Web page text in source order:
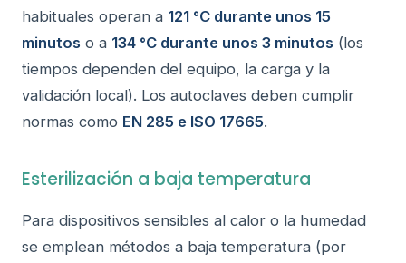
habituales operan a 121 °C durante unos 15
minutos o a 134 °C durante unos 3 minutos (los
tiempos dependen del equipo, la carga y la
validación local). Los autoclaves deben cumplir
normas como EN 285 e ISO 17665.
Esterilización a baja temperatura
Para dispositivos sensibles al calor o la humedad
se emplean métodos a baja temperatura (por